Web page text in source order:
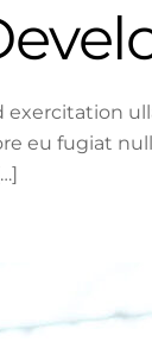
eu fugiat